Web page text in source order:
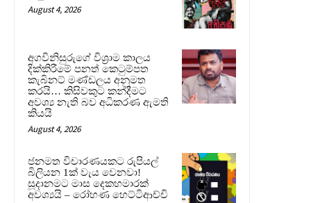
August 4, 2026
අගවිනිසුරුගේ විශ්‍රාම කාලය
දික්කිරීමේ පනත් කෙටුම්පත
කැබිනට් මණ්ඩලය අනුමත
කරයි… කිසිවකුට කන්දීමට
අවශ්‍ය නැති බව අධිකරණ ඇමති
කියයි
August 4, 2026
ජනමත විචාරණයකට රුපියල්
බිලියන 1ක් වැය වෙනවා!
සූදානමට මාස දෙකහමාරක්
අවශ්‍යයි – රෝහණ හෙට්ටිආච්චි